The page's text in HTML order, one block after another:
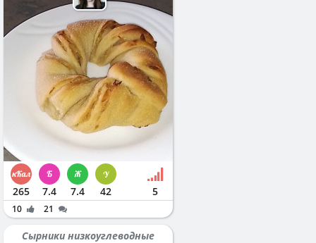
265 7.4 7.4 42 5
10 21
Сырники низкоуглеводные